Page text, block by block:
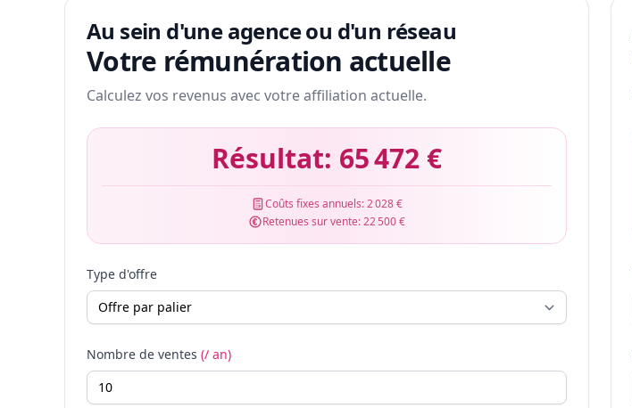
Au sein d'une agence ou d'un réseau
Votre rémunération actuelle
Calculez vos revenus avec votre affiliation actuelle.
Résultat: 65 472 €
Coûts fixes annuels:2 028 €
Retenues sur vente:22 500 €
Type d'offre
Nombre de ventes (/ an)